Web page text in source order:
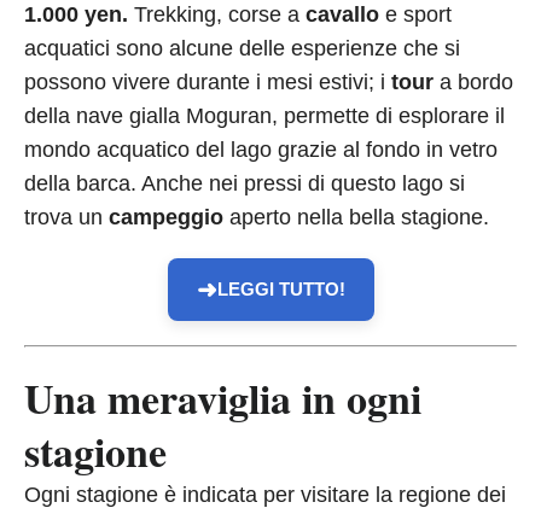
1.000 yen. Trekking, corse a cavallo e sport
acquatici sono alcune delle esperienze che si
possono vivere durante i mesi estivi; i tour a bordo
della nave gialla Moguran, permette di esplorare il
mondo acquatico del lago grazie al fondo in vetro
della barca. Anche nei pressi di questo lago si
trova un campeggio aperto nella bella stagione.
➜LEGGI TUTTO!
Una meraviglia in ogni
stagione
Ogni stagione è indicata per visitare la regione dei